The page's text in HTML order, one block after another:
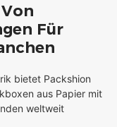
Für
bietet Packshion
aus Papier mit
weltweit